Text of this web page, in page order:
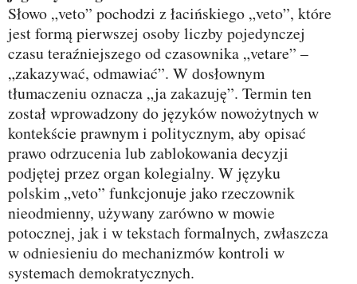
Słowo „veto” pochodzi z łacińskiego „veto”, które
jest formą pierwszej osoby liczby pojedynczej
czasu teraźniejszego od czasownika „vetare” –
„zakazywać, odmawiać”. W dosłownym
tłumaczeniu oznacza „ja zakazuję”. Termin ten
został wprowadzony do języków nowożytnych w
kontekście prawnym i politycznym, aby opisać
prawo odrzucenia lub zablokowania decyzji
podjętej przez organ kolegialny. W języku
polskim „veto” funkcjonuje jako rzeczownik
nieodmienny, używany zarówno w mowie
potocznej, jak i w tekstach formalnych, zwłaszcza
w odniesieniu do mechanizmów kontroli w
systemach demokratycznych.